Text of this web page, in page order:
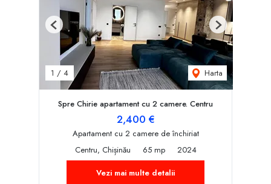
1 / 4 Harta
Previous Next
Spre Chirie apartament cu 2 camere. Centru
2,400 €
Apartament cu 2 camere de închiriat
Centru, Chișinău
65 mp
2024
Vezi mai multe detalii